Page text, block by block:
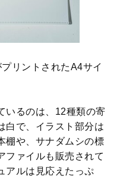
リントされたA4サイ
いるのは、12種類の寄
白で、イラスト部分は
棚や、サナダムシの標
ファイルも販売されて
アルは見応えたっぷ